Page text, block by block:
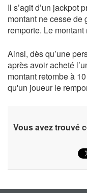
Il s’agit d’un jackpot
montant ne cesse de
remporte. Le
Ainsi, dès qu’une
après avoir acheté
montant retombe à
qu'un joueur le
Vous avez trouvé